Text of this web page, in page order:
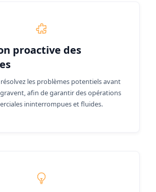
proactive des
les problèmes potentiels avant
afin de garantir des opérations
ininterrompues et fluides.